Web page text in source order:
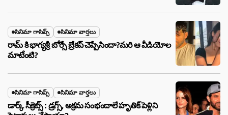
సినిమా గాసిప్స్ సినిమా వార్తలు
రామ్ కి భాగ్యశ్రీ బోర్సే బ్రేకప్ చెప్పేసిందా?మరి ఆ వీడియోల
మాటేంటి?
సినిమా గాసిప్స్ సినిమా వార్తలు
డార్క్ సీక్రెట్స్ : డ్రగ్స్, అక్రమ సంభందాలే హృతిక్ పెళ్లిని